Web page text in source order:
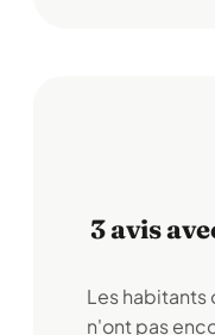
3 avis
Les habitants
n'ont pas